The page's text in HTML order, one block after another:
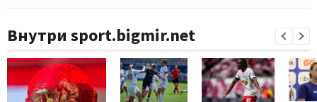
Внутри sport.bigmir.net